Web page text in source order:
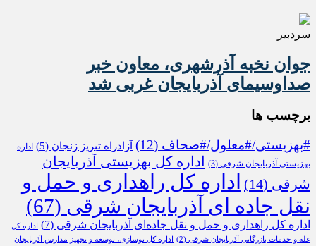
سردبیر
جوان نخبه آذرشهری، معاون خبر
صداوسیمای آذربایجان غربی شد
برچسب ها
#بهزیستی/#معلول/#صحاف (12) آزادراه تبریز زنجان (5)
اداره
بهزیستی آذربایجان شرقی (3)
اداره کل بهزیستی آذربایجان
شرقی (14)
اداره کل راهداری و حمل و
نقل جاده ای آذربایجان شرقی (67)
اداره کل راهداری و حمل و نقل جاده‌ای آذربایجان شرقی (7)
اداره کل
غله و خدمات بازرگانی آذربایجان شرقی (2)
اداره کل نوسازی، توسعه و تجهیز مدارس آذربایجان